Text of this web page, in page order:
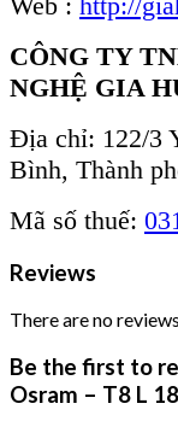
CÔNG TY
NGHỆ GIA
Địa chỉ: 122/3
Bình, Thành
Mã số thuế:
Reviews
There are no
Be the first to
Osram – T8 L